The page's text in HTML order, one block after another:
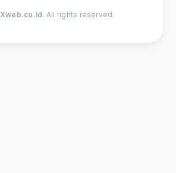
Xweb.co.id. All rights reserved.